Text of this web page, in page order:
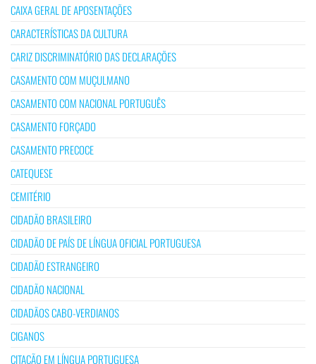
CAIXA GERAL DE APOSENTAÇÕES
CARACTERÍSTICAS DA CULTURA
CARIZ DISCRIMINATÓRIO DAS DECLARAÇÕES
CASAMENTO COM MUÇULMANO
CASAMENTO COM NACIONAL PORTUGUÊS
CASAMENTO FORÇADO
CASAMENTO PRECOCE
CATEQUESE
CEMITÉRIO
CIDADÃO BRASILEIRO
CIDADÃO DE PAÍS DE LÍNGUA OFICIAL PORTUGUESA
CIDADÃO ESTRANGEIRO
CIDADÃO NACIONAL
CIDADÃOS CABO-VERDIANOS
CIGANOS
CITAÇÃO EM LÍNGUA PORTUGUESA